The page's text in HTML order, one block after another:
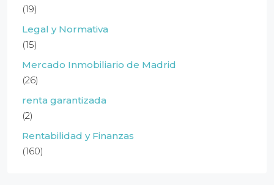
(19)
Legal y Normativa
(15)
Mercado Inmobiliario de Madrid
(26)
renta garantizada
(2)
Rentabilidad y Finanzas
(160)